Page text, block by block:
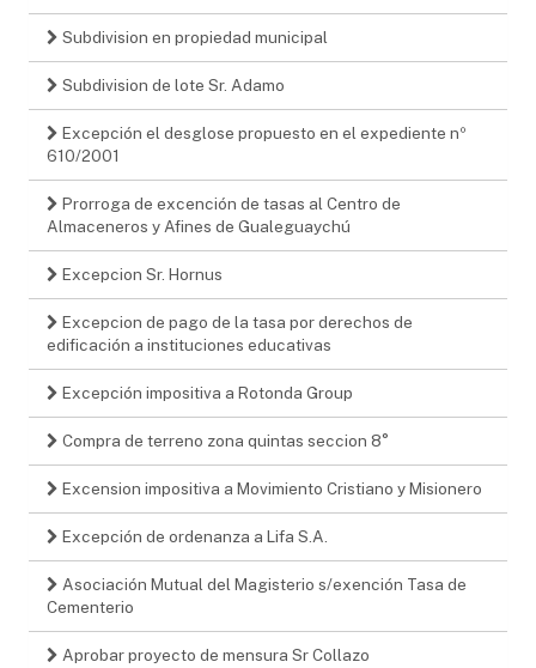
Subdivision en propiedad municipal
Subdivision de lote Sr. Adamo
Excepción el desglose propuesto en el expediente nº
610/2001
Prorroga de excención de tasas al Centro de
Almaceneros y Afines de Gualeguaychú
Excepcion Sr. Hornus
Excepcion de pago de la tasa por derechos de
edificación a instituciones educativas
Excepción impositiva a Rotonda Group
Compra de terreno zona quintas seccion 8°
Excension impositiva a Movimiento Cristiano y Misionero
Excepción de ordenanza a Lifa S.A.
Asociación Mutual del Magisterio s/exención Tasa de
Cementerio
Aprobar proyecto de mensura Sr Collazo